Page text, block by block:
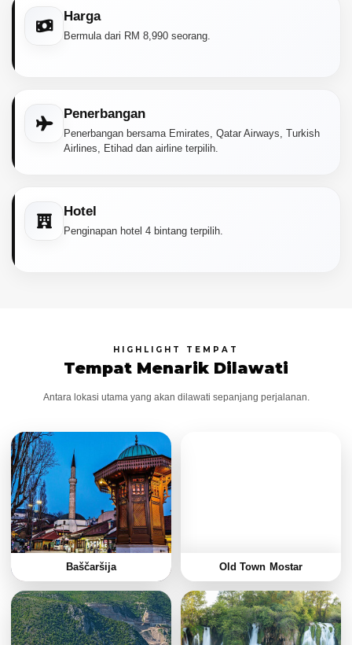
Harga
Bermula dari RM 8,990 seorang.
Penerbangan
Penerbangan bersama Emirates, Qatar Airways, Turkish
Airlines, Etihad dan airline terpilih.
Hotel
Penginapan hotel 4 bintang terpilih.
HIGHLIGHT TEMPAT
Tempat Menarik Dilawati
Antara lokasi utama yang akan dilawati sepanjang perjalanan.
Baščaršija Old Town Mostar